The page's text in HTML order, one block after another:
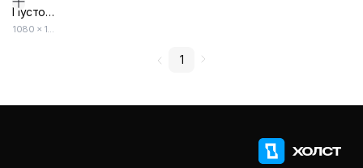
Пустой дизайн-макет
1080 × 1080
1